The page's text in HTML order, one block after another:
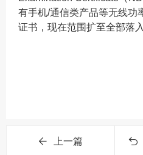
有手机/通信类产品等无线功
证书，现在范围扩至全部落
上一篇